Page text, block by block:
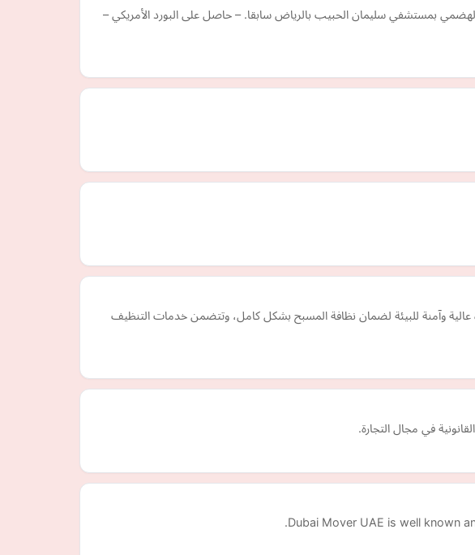
الهضمي بمستشفي سليمان الحبيب بالرياض سابقا. – حاصل على البورد الأمريكي –
وآمنة للبيئة لضمان نظافة المسبح بشكل كامل، وتتضمن خدمات التنظيف
في مجال التجارة.
Dubai Mover UAE is well known